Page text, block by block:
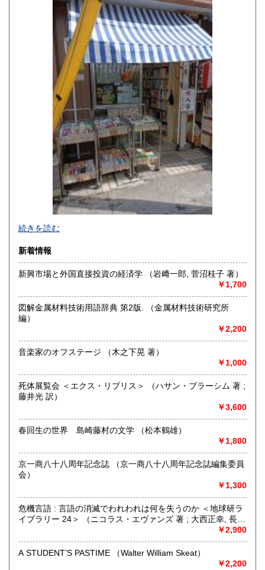
300円 長崎県
300円 大分県
300円 鹿児島県
300円
店舗にネットの商品は在庫していません。
ご来店前にご連絡お願いします。
沿線名：都電荒川線・東西線
最寄駅：都電早稲田駅 徒歩3分・地下鉄早稲田駅 徒歩10分
営業時間：11:00〜18:00
書籍の買取について
取り扱い分野
続きを読む
新着情報
新興市場と外国直接投資の経済学 （岩﨑一郎, 菅沼桂子 著）
￥1,700
図解金属材料技術用語辞典 第2版. （金属材料技術研究所
編）
￥2,200
音楽家のオフステージ （木之下晃 著）
￥1,000
死体展覧会 ＜エクス・リブリス＞ （ハサン・ブラーシム 著 ;
藤井光 訳）
￥3,600
春回生の世界 島崎藤村の文学 （松本鶴雄）
￥1,800
京一商八十八周年記念誌 （京一商八十八周年記念誌編集委員
会）
￥1,300
危機言語 : 言語の消滅でわれわれは何を失うのか ＜地球研ラ
イブラリー 24＞ （ニコラス・エヴァンズ 著 ; 大西正幸, 長田
￥2,900
A STUDENT’S PASTIME （Walter William Skeat）
￥2,200